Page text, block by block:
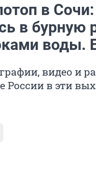
в
в бурную
воды.
видео и
России в эти